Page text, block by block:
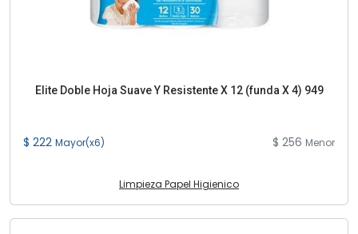
Elite Doble Hoja Suave Y Resistente X 12 (funda X 4) 949
$ 222 Mayor(x6) $ 256 Menor
Limpieza Papel Higienico